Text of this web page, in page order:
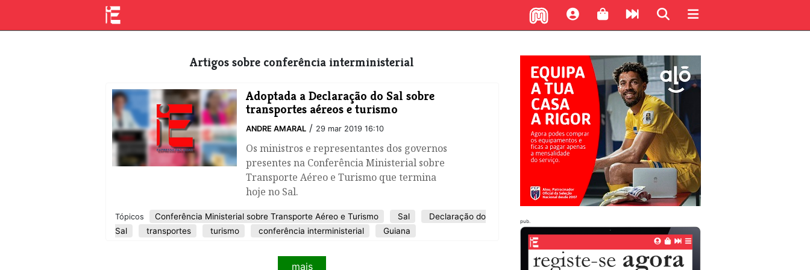
Artigos sobre conferência interministerial
Adoptada a Declaração do Sal sobre
transportes aéreos e turismo
ANDRE AMARAL / 29 mar 2019 16:10
Os ministros e representantes dos governos
presentes na Conferência Ministerial sobre
Transporte Aéreo e Turismo que termina
hoje no Sal.
Tópicos Conferência Ministerial sobre Transporte Aéreo e Turismo Sal
Declaração do
Sal
transportes turismo conferência interministerial Guiana
mais
pub.